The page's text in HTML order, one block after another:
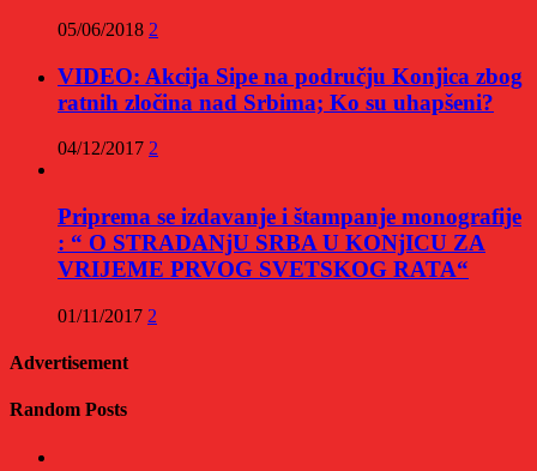
05/06/2018 2
VIDEO: Akcija Sipe na području Konjica zbog
ratnih zločina nad Srbima; Ko su uhapšeni?
04/12/2017 2
Priprema se izdavanje i štampanje monografije
: “ O STRADANjU SRBA U KONjICU ZA
VRIJEME PRVOG SVETSKOG RATA“
01/11/2017 2
Advertisement
Random Posts